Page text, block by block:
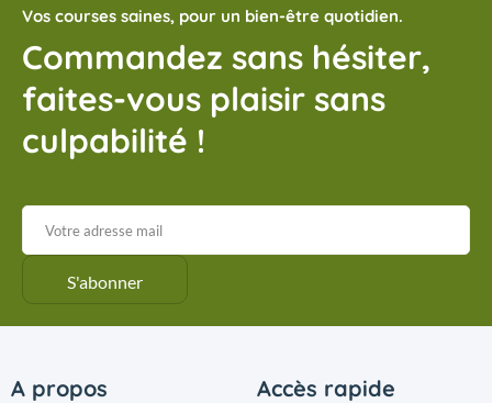
Vos courses saines, pour un bien-être quotidien.
Commandez sans hésiter,
faites-vous plaisir sans
culpabilité !
A propos Accès rapide